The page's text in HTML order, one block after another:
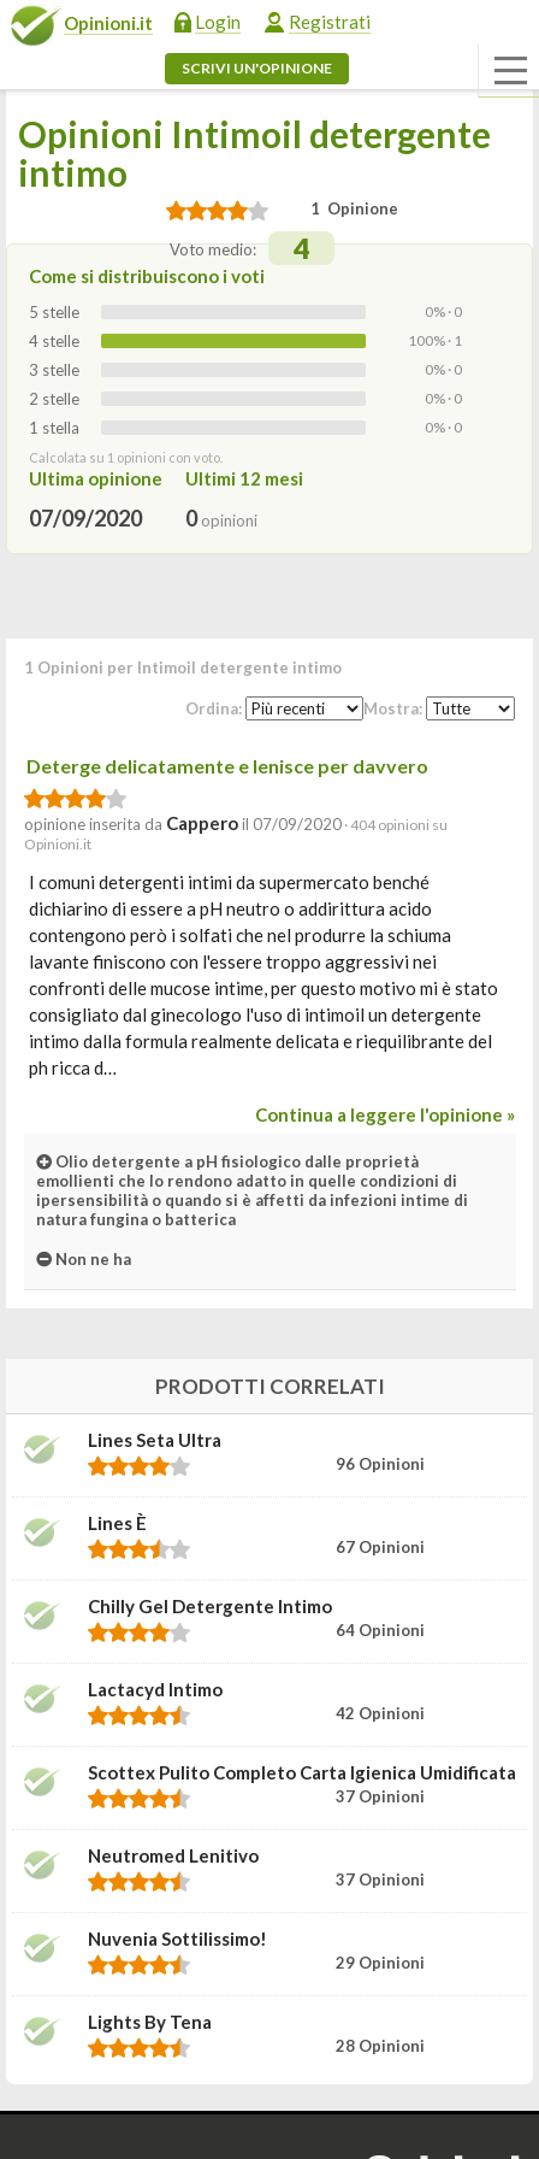
Opinioni.it Login Registrati
SCRIVI UN'OPINIONE
Opinioni Intimoil detergente
intimo
1 Opinione
Voto medio: 4
Come si distribuiscono i voti
5 stelle 0% · 0
4 stelle 100% · 1
3 stelle 0% · 0
2 stelle 0% · 0
1 stella 0% · 0
Calcolata su 1 opinioni con voto.
Ultima opinione
07/09/2020
Ultimi 12 mesi
0opinioni
1 Opinioni per Intimoil detergente intimo
Ordina: Mostra:
Deterge delicatamente e lenisce per davvero
opinione inserita da Capperoil 07/09/2020 · 404 opinioni su
Opinioni.it
I comuni detergenti intimi da supermercato benché
dichiarino di essere a pH neutro o addirittura acido
contengono però i solfati che nel produrre la schiuma
lavante finiscono con l'essere troppo aggressivi nei
confronti delle mucose intime, per questo motivo mi è stato
consigliato dal ginecologo l'uso di intimoil un detergente
intimo dalla formula realmente delicata e riequilibrante del
ph ricca d…
Continua a leggere l'opinione »
Olio detergente a pH fisiologico dalle proprietà
emollienti che lo rendono adatto in quelle condizioni di
ipersensibilità o quando si è affetti da infezioni intime di
natura fungina o batterica
Non ne ha
PRODOTTI CORRELATI
Lines Seta Ultra
96 Opinioni
Lines È
67 Opinioni
Chilly Gel Detergente Intimo
64 Opinioni
Lactacyd Intimo
42 Opinioni
Scottex Pulito Completo Carta Igienica Umidificata
37 Opinioni
Neutromed Lenitivo
37 Opinioni
Nuvenia Sottilissimo!
29 Opinioni
Lights By Tena
28 Opinioni